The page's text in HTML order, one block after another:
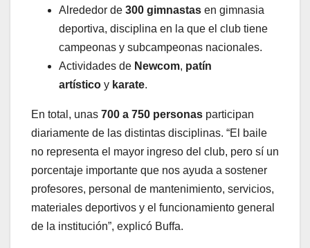
Alrededor de 300 gimnastas en gimnasia
deportiva, disciplina en la que el club tiene
campeonas y subcampeonas nacionales.
Actividades de Newcom, patín
artístico y karate.
En total, unas 700 a 750 personas participan
diariamente de las distintas disciplinas. “El baile
no representa el mayor ingreso del club, pero sí un
porcentaje importante que nos ayuda a sostener
profesores, personal de mantenimiento, servicios,
materiales deportivos y el funcionamiento general
de la institución”, explicó Buffa.